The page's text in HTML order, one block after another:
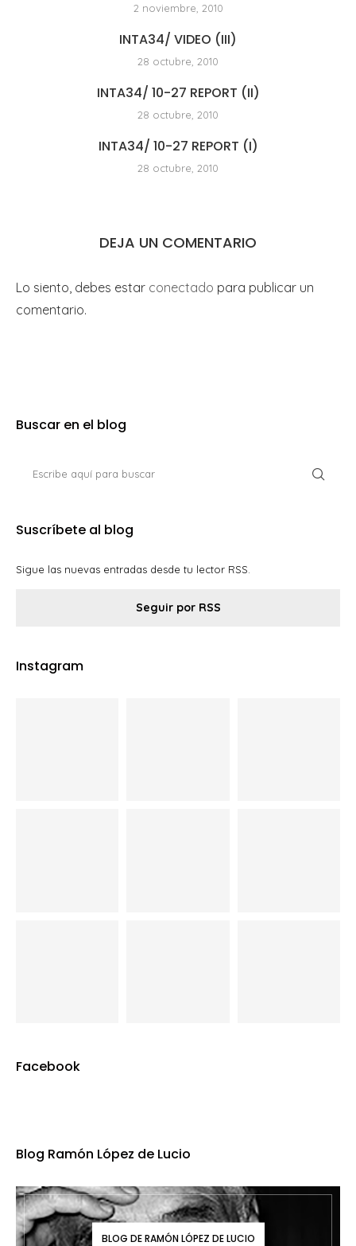
2 noviembre, 2010
INTA34/ VIDEO (III)
28 octubre, 2010
INTA34/ 10-27 REPORT (II)
28 octubre, 2010
INTA34/ 10-27 REPORT (I)
28 octubre, 2010
DEJA UN COMENTARIO
Lo siento, debes estar conectado para publicar un
comentario.
Buscar en el blog
Suscríbete al blog
Sigue las nuevas entradas desde tu lector RSS.
Seguir por RSS
Instagram
Facebook
Blog Ramón López de Lucio
BLOG DE RAMÓN LÓPEZ DE LUCIO